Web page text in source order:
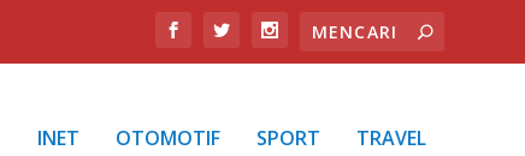
INET OTOMOTIF SPORT TRAVEL